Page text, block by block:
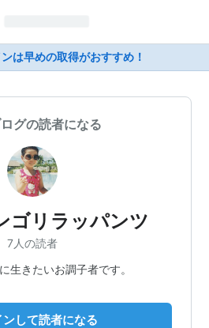
は早めの取得がおすすめ！
グの読者になる
ゴリラッパンツ
7人の読者
生きたいお調子者です。
ンして読者になる